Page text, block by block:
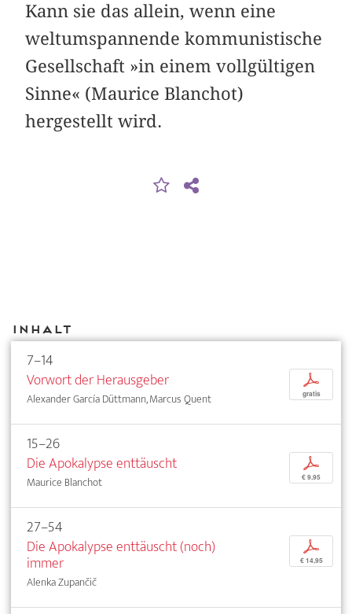
Kann sie das allein, wenn eine
weltumspannende kommunistische
Gesellschaft »in einem vollgültigen
Sinne« (Maurice Blanchot)
hergestellt wird.
Inhalt
7–14
Vorwort der Herausgeber
Alexander García Düttmann, Marcus Quent
p
gratis
15–26
Die Apokalypse enttäuscht
Maurice Blanchot
p
€ 9,95
27–54
Die Apokalypse enttäuscht (noch)
immer
Alenka Zupančič
p
€ 14,95